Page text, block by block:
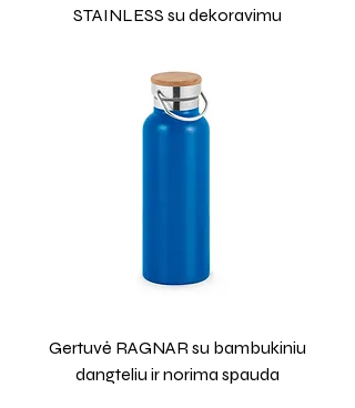
STAINLESS su dekoravimu
Gertuvė RAGNAR su bambukiniu
dangteliu ir norima spauda